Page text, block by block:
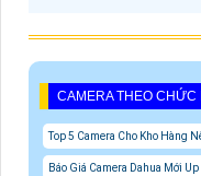
CAMERA THEO CHỨC
Top 5 Camera Cho Kho Hàng
Báo Giá Camera Dahua Mới